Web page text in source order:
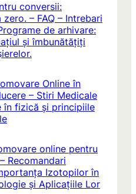
conversii:
– FAQ – Intrebari
de arhivare:
și îmbunătățiți
Online în
– Stiri Medicale
în fizică și principiile
online pentru
Recomandari
Izotopilor în
și Aplicațiile Lor